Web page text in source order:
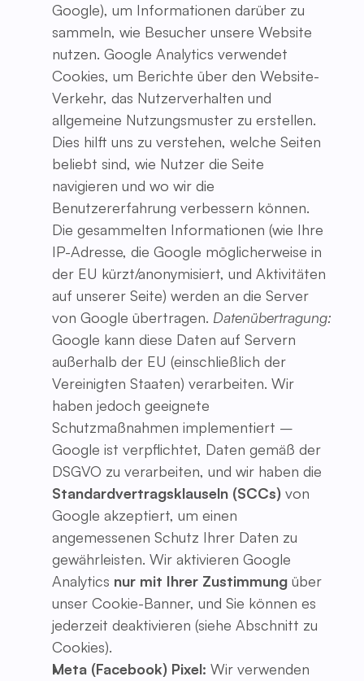
Google), um Informationen darüber zu
sammeln, wie Besucher unsere Website
nutzen. Google Analytics verwendet
Cookies, um Berichte über den Website-
Verkehr, das Nutzerverhalten und
allgemeine Nutzungsmuster zu erstellen.
Dies hilft uns zu verstehen, welche Seiten
beliebt sind, wie Nutzer die Seite
navigieren und wo wir die
Benutzererfahrung verbessern können.
Die gesammelten Informationen (wie Ihre
IP-Adresse, die Google möglicherweise in
der EU kürzt/anonymisiert, und Aktivitäten
auf unserer Seite) werden an die Server
von Google übertragen. Datenübertragung:
Google kann diese Daten auf Servern
außerhalb der EU (einschließlich der
Vereinigten Staaten) verarbeiten. Wir
haben jedoch geeignete
Schutzmaßnahmen implementiert –
Google ist verpflichtet, Daten gemäß der
DSGVO zu verarbeiten, und wir haben die
Standardvertragsklauseln (SCCs) von
Google akzeptiert, um einen
angemessenen Schutz Ihrer Daten zu
gewährleisten. Wir aktivieren Google
Analytics nur mit Ihrer Zustimmung über
unser Cookie-Banner, und Sie können es
jederzeit deaktivieren (siehe Abschnitt zu
Cookies).
Meta (Facebook) Pixel: Wir verwenden